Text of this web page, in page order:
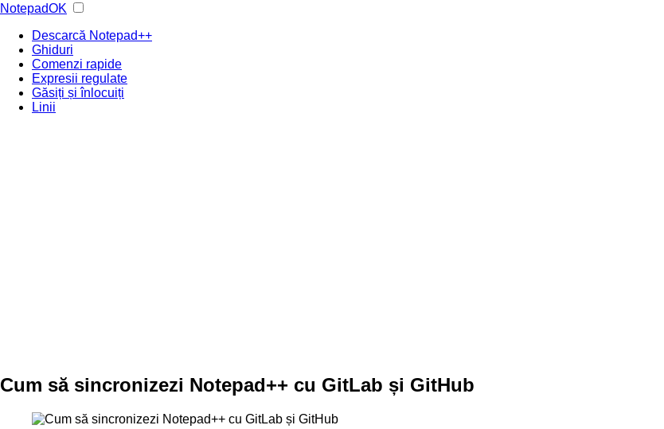
NotepadOK
Descarcă Notepad++
Ghiduri
Comenzi rapide
Expresii regulate
Găsiți și înlocuiți
Linii
Cum să sincronizezi Notepad++ cu GitLab și GitHub